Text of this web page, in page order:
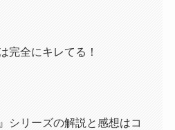
完全にキレてる！
シリーズの解説と感想はコ